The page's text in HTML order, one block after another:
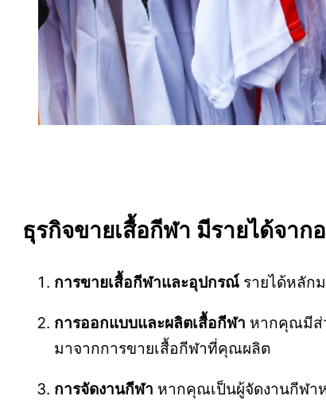
ธุรกิจขายเสื้อกีฬา มีรายได้จาก
การขายเสื้อกีฬาและอุปกรณ์ รายได้หลัก
การออกแบบและผลิตเสื้อกีฬา หากคุณมีส่
มาจากการขายเสื้อกีฬาที่คุณผลิต
การจัดงานกีฬา หากคุณเป็นผู้จัดงานกีฬา